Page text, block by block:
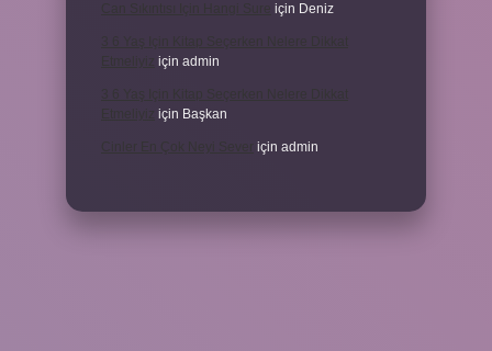
için Deniz
için admin
için Başkan
için admin